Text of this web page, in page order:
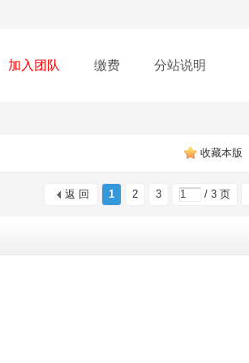
加入团队 缴费 分站说明
收藏本版
1 2 3 / 3 页
返 回